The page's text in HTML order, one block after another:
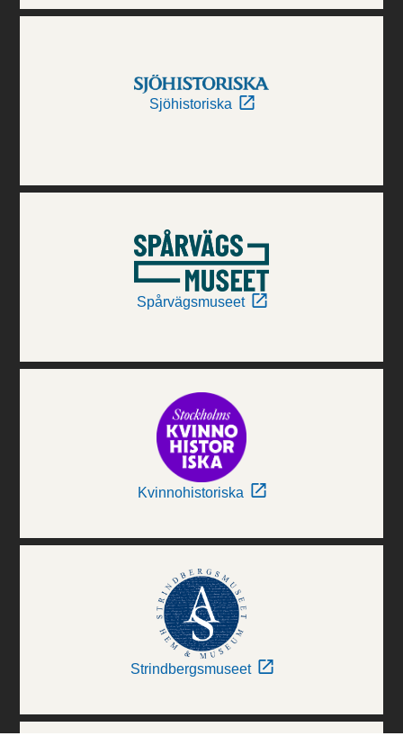
Sjöhistoriska
Spårvägsmuseet
Kvinnohistoriska
Strindbergsmuseet